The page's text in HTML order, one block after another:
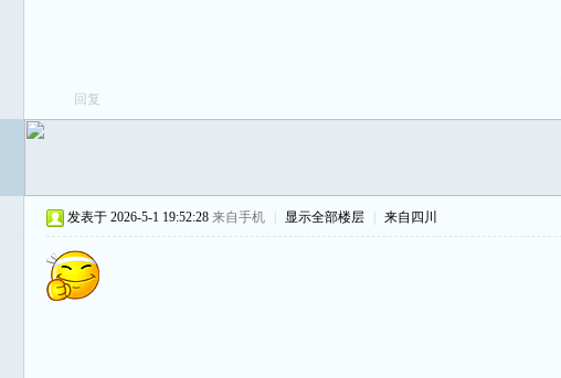
回复
发表于 2026-5-1 19:52:28 来自手机 显示全部楼层 来自四川